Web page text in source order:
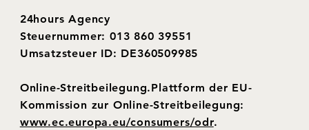
24hours Agency
Steuernummer: 013 860 39551
Umsatzsteuer ID: DE360509985
Online-​Streitbeilegung.Plattform der EU-​
Kommission zur Online-​Streitbeilegung:
www.ec.europa.eu/consumers/odr.